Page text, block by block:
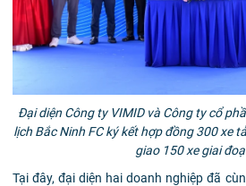
Đại diện Công ty VIMID và Công ty cổ
lịch Bắc Ninh FC ký kết hợp đồng 300 xe
giao 150 xe giai
Tại đây, đại diện hai doanh nghiệp đã